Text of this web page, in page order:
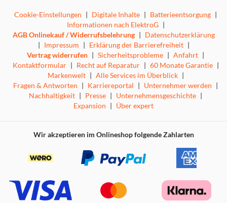
Cookie-Einstellungen | Digitale Inhalte | Batterieentsorgung |
Informationen nach ElektroG |
AGB Onlinekauf / Widerrufsbelehrung | Datenschutzerklärung
| Impressum | Erklärung der Barrierefreiheit |
Vertrag widerrufen | Sicherheitsprobleme | Anfahrt |
Kontaktformular | Recht auf Reparatur | 60 Monate Garantie |
Markenwelt | Alle Services im Überblick |
Fragen & Antworten | Karriereportal | Unternehmer werden |
Nachhaltigkeit | Presse | Unternehmensgeschichte |
Expansion | Über expert
Wir akzeptieren im Onlineshop folgende Zahlarten